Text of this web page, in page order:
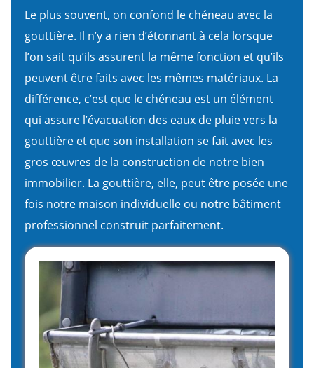
Le plus souvent, on confond le chéneau avec la
gouttière. Il n’y a rien d’étonnant à cela lorsque
l’on sait qu’ils assurent la même fonction et qu’ils
peuvent être faits avec les mêmes matériaux. La
différence, c’est que le chéneau est un élément
qui assure l’évacuation des eaux de pluie vers la
gouttière et que son installation se fait avec les
gros œuvres de la construction de notre bien
immobilier. La gouttière, elle, peut être posée une
fois notre maison individuelle ou notre bâtiment
professionnel construit parfaitement.